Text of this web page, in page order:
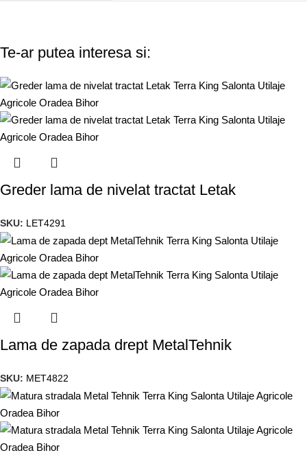
Te-ar putea interesa si:
Greder lama de nivelat tractat Letak
SKU: LET4291
Lama de zapada drept MetalTehnik
SKU: MET4822